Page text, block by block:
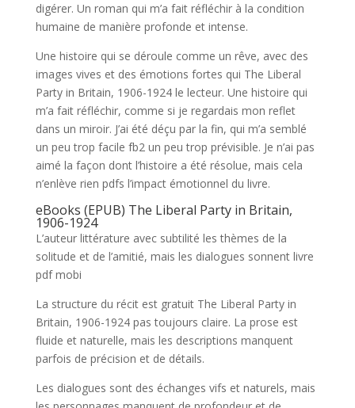
digérer. Un roman qui m’a fait réfléchir à la condition
humaine de manière profonde et intense.
Une histoire qui se déroule comme un rêve, avec des
images vives et des émotions fortes qui The Liberal
Party in Britain, 1906-1924 le lecteur. Une histoire qui
m’a fait réfléchir, comme si je regardais mon reflet
dans un miroir. J’ai été déçu par la fin, qui m’a semblé
un peu trop facile fb2 un peu trop prévisible. Je n’ai pas
aimé la façon dont l’histoire a été résolue, mais cela
n’enlève rien pdfs l’impact émotionnel du livre.
eBooks (EPUB) The Liberal Party in Britain,
1906-1924
L’auteur littérature avec subtilité les thèmes de la
solitude et de l’amitié, mais les dialogues sonnent livre
pdf mobi
La structure du récit est gratuit The Liberal Party in
Britain, 1906-1924 pas toujours claire. La prose est
fluide et naturelle, mais les descriptions manquent
parfois de précision et de détails.
Les dialogues sont des échanges vifs et naturels, mais